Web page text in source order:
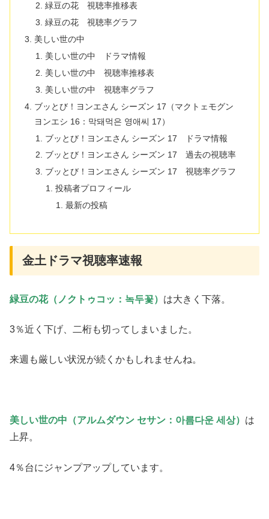
緑豆の花 視聴率推移表
緑豆の花 視聴率グラフ
美しい世の中
美しい世の中 ドラマ情報
美しい世の中 視聴率推移表
美しい世の中 視聴率グラフ
ブッとび！ヨンエさん シーズン 17（マクトェモグン
ヨンエシ 16：막돼먹은 영애씨 17）
ブッとび！ヨンエさん シーズン 17 ドラマ情報
ブッとび！ヨンエさん シーズン 17 過去の視聴率
ブッとび！ヨンエさん シーズン 17 視聴率グラフ
投稿者プロフィール
最新の投稿
金土ドラマ視聴率速報
緑豆の花（ノクトゥコッ：녹두꽃） は大きく下落。
3％近く下げ、二桁も切ってしまいました。
来週も厳しい状況が続くかもしれませんね。
美しい世の中（アルムダウン セサン：아름다운 세상） は
上昇。
4％台にジャンプアップしています。